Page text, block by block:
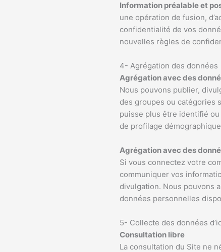
Information préalable et
une opération de fusion,
confidentialité de vos
nouvelles règles de
4- Agrégation des données
Agrégation avec des
Nous pouvons publier,
des groupes ou catégories
puisse plus être identifié
de profilage
Agrégation avec des
Si vous connectez votre
communiquer vos
divulgation. Nous pouvons
données personnelles
5- Collecte des données
Consultation libre
La consultation du Site ne